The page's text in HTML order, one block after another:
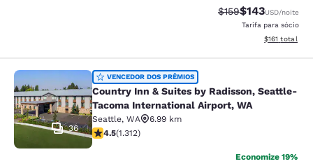
Tarifa anterior
$159Tarifa com
$143USD/noite
Tarifa para sócio
Exibir
$161 total
Country Inn & Suites by Radisson,
36
VENCEDOR DOS PRÊMIOS
Country Inn & Suites by Radisson, Seattle-
Tacoma International Airport, WA
Seattle, WA
6.99 km
classificação 4.45 estrelas. Excelente. 1312 avaliações
4.5(1.312)
Economize 19%